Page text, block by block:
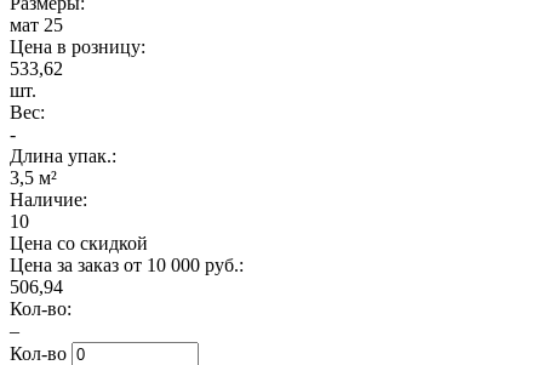
мат 25
Цена в розницу:
533,62
шт.
Вес:
-
Длина упак.:
3,5 м²
Наличие:
10
Цена со скидкой
Цена за заказ от 10 000 руб.:
506,94
Кол-во:
–
Кол-во